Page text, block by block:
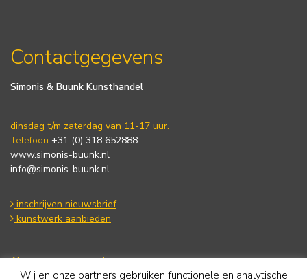
Contactgegevens
Simonis & Buunk Kunsthandel
dinsdag t/m zaterdag van 11-17 uur.
Telefoon +31 (0) 318 652888
www.simonis-buunk.nl
info@simonis-buunk.nl
inschrijven nieuwsbrief
kunstwerk aanbieden
Algemene voorwaarden
Privacy statement
Wij en onze partners gebruiken functionele en analytische